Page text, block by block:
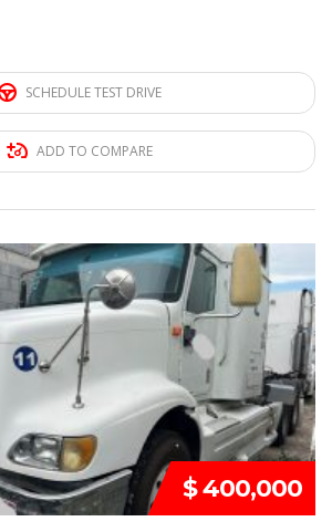
SCHEDULE TEST DRIVE
ADD TO COMPARE
REMATE!!!
$ 400,000